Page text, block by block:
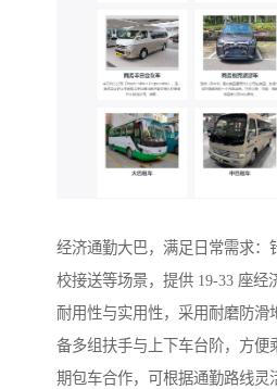
经济通勤大巴，满足日常需求：
校接送等场景，提供 19-33 座经
耐用性与实用性，采用耐磨防滑
备多组扶手与上下车台阶，方便
期包车合作，可根据通勤路线灵